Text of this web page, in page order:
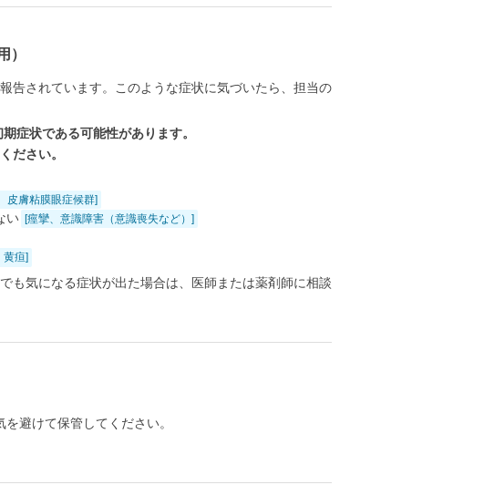
）
告されています。このような症状に気づいたら、担当の
症状である可能性があります。
ださい。
皮膚粘膜眼症候群]
い [痙攣、意識障害（意識喪失など）]
黄疸]
も気になる症状が出た場合は、医師または薬剤師に相談
避けて保管してください。